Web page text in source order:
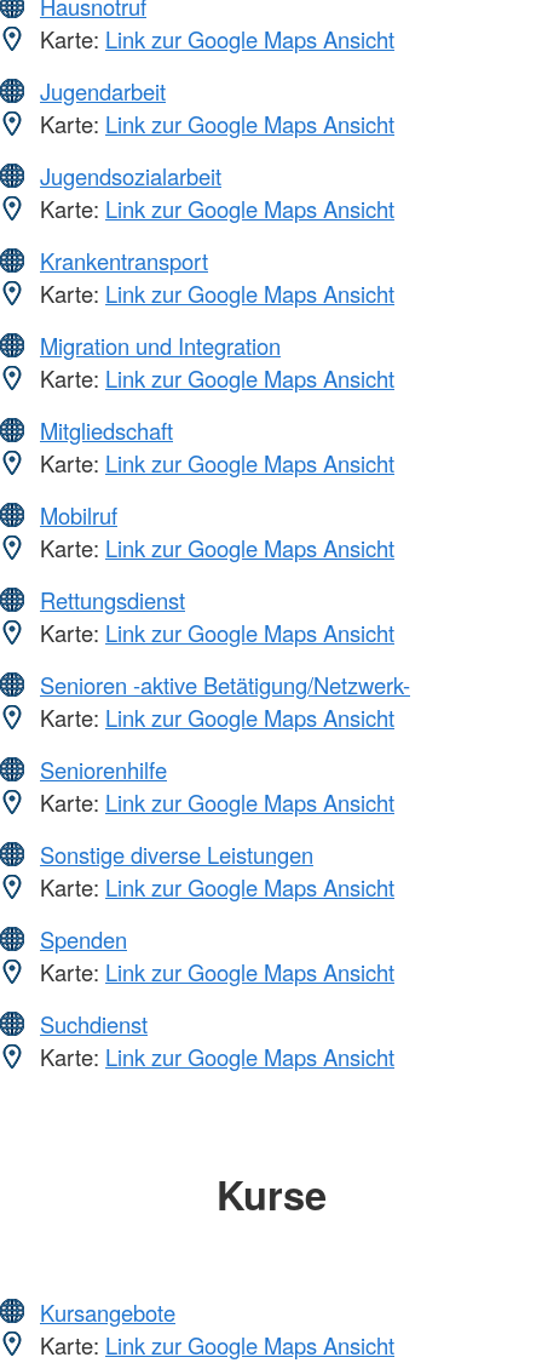
Hausnotruf
Karte: Link zur Google Maps Ansicht
Jugendarbeit
Karte: Link zur Google Maps Ansicht
Jugendsozialarbeit
Karte: Link zur Google Maps Ansicht
Krankentransport
Karte: Link zur Google Maps Ansicht
Migration und Integration
Karte: Link zur Google Maps Ansicht
Mitgliedschaft
Karte: Link zur Google Maps Ansicht
Mobilruf
Karte: Link zur Google Maps Ansicht
Rettungsdienst
Karte: Link zur Google Maps Ansicht
Senioren -aktive Betätigung/Netzwerk-
Karte: Link zur Google Maps Ansicht
Seniorenhilfe
Karte: Link zur Google Maps Ansicht
Sonstige diverse Leistungen
Karte: Link zur Google Maps Ansicht
Spenden
Karte: Link zur Google Maps Ansicht
Suchdienst
Karte: Link zur Google Maps Ansicht
Kurse
Kursangebote
Karte: Link zur Google Maps Ansicht